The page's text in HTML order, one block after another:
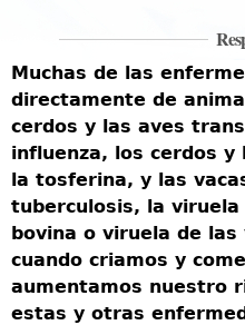
Muchas de las
directamente de
cerdos y las aves
influenza, los cerdos
la tosferina, y las
tuberculosis, la
bovina o viruela de
cuando criamos y
aumentamos nuestro
estas y otras